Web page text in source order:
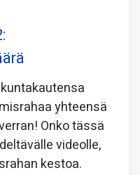
yhteensä
Onko tässä
videolle,
kestoa.